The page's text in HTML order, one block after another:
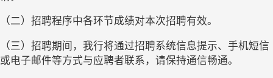
（二）招聘程序中各环节成绩对本次招聘有效。
（三）招聘期间，我行将通过招聘系统信息提示、手机短信
或电子邮件等方式与应聘者联系，请保持通信畅通。